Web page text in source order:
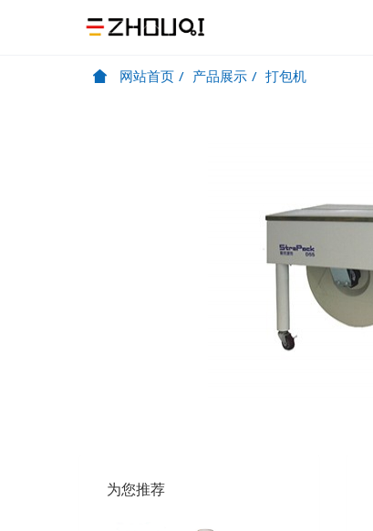
网站首页 产品展示 打包机
为您推荐